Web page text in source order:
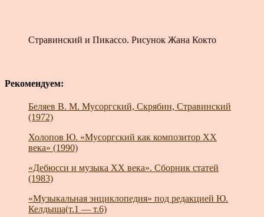
Стравинский и Пикассо. Рисунок Жана Кокто
Рекомендуем:
Беляев В. М. Мусоргский, Скрябин, Стравинский
(1972)
Холопов Ю. «Мусоргский как композитор XX
века» (1990)
«Дебюсси и музыка XX века». Сборник статей
(1983)
«Музыкальная энциклопедия» под редакцией Ю.
Келдыша(т.1 — т.6)